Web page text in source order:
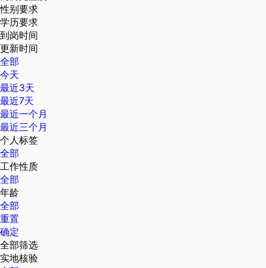
性别要求
学历要求
到岗时间
更新时间
全部
今天
最近3天
最近7天
最近一个月
最近三个月
个人标签
全部
工作性质
全部
年龄
全部
重置
确定
全部筛选
实地核验